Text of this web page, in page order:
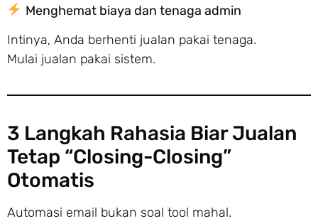
Menghemat biaya dan tenaga admin
Intinya, Anda berhenti jualan pakai tenaga.
Mulai jualan pakai sistem.
3 Langkah Rahasia Biar Jualan
Tetap “Closing-Closing”
Otomatis
Automasi email bukan soal tool mahal.